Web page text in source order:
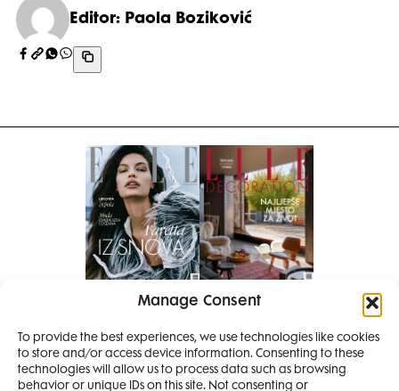
Manage Consent
To provide the best experiences, we use technologies like cookies
to store and/or access device information. Consenting to these
technologies will allow us to process data such as browsing
behavior or unique IDs on this site. Not consenting or
Editor: Paola Boziković
Pretplati se na časopis
PRETPLATITE SE
SMANJI